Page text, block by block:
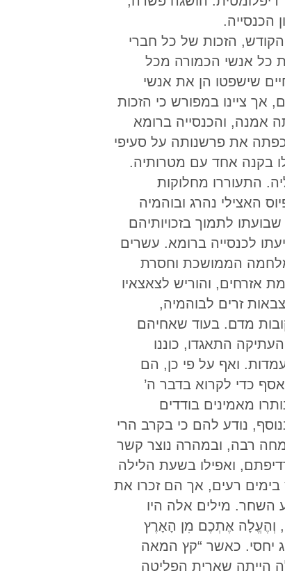
הכנסייה.
הזכות של כל חברי
כל אנשי הכמורה מכל
שישפטו הן את אנשי
אך ציינו במפורש כי הזכות
אמנה, והכנסייה ברומא
את פרשנותה על סעיפי
בקנה אחד עם מטרותיה.
התעוררו מחלוקות
האצילי נהרג ובוהמיה
לתמוך בזכויותיהם
לכנסייה ברומא. עשרים
המלחמה הממושכת וחסרת
והוריש לצאצאיו
זרים לבוהמיה,
מדם. בעוד שאחיהם
התאגדו, כוננו
ואף על פי כן, הם
כדי לקרוא בדבר ה’
מאמינים בודדים
נודע להם כי בקרב הרי
רבה, ובמהרה נוצר קשר
ואפילו בשעת הלילה
רעים, אך הם זכרו את
השחר. מילים אלה היו
וְהֶעֱלָה אֶתְכֶם מִן הָאָרֶץ
של שגשוג יחסי. כאשר “קץ המאה
הייתה שארית הפליטה